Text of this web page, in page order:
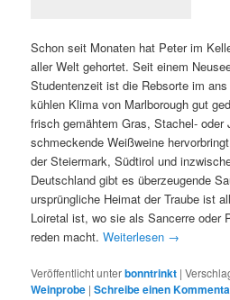
Schon seit Monaten hat Peter im
aller Welt gehortet. Seit einem
Studentenzeit ist die Rebsorte im
kühlen Klima von Marlborough gut
frisch gemähtem Gras, Stachel- oder
schmeckende Weißweine
der Steiermark, Südtirol und
Deutschland gibt es überzeugende
ursprüngliche Heimat der Traube ist
Loiretal ist, wo sie als Sancerre oder
reden macht.Weiterlesen →
Veröffentlicht unterbonntrinkt |
Weinprobe |Schreibe einen